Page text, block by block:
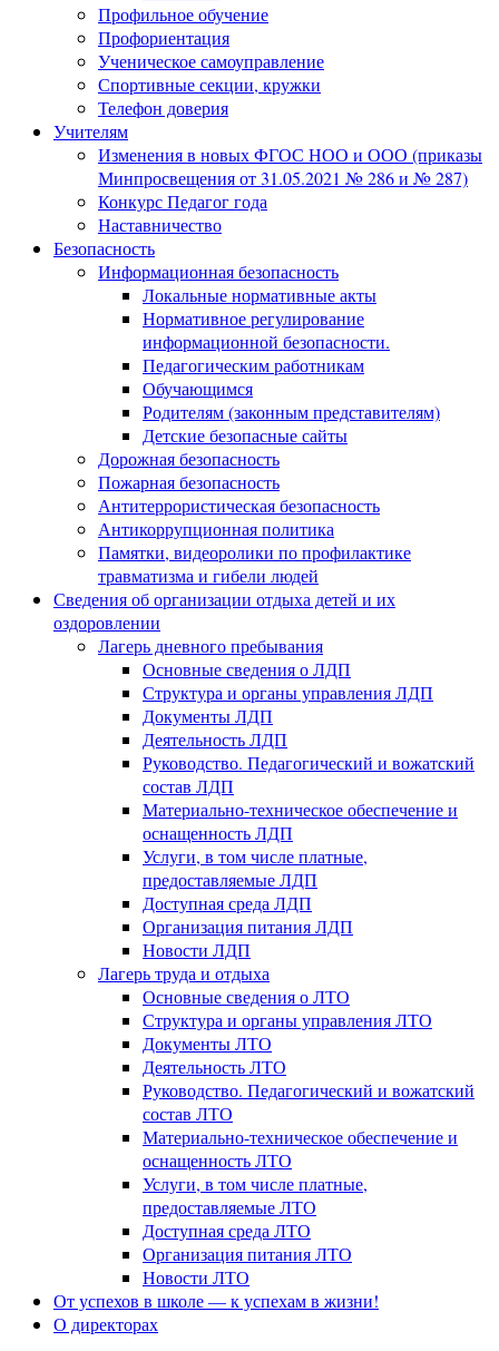
Профильное обучение
Профориентация
Ученическое самоуправление
Спортивные секции, кружки
Телефон доверия
Учителям
Изменения в новых ФГОС НОО и ООО (приказы
Минпросвещения от 31.05.2021 № 286 и № 287)
Конкурс Педагог года
Наставничество
Безопасность
Информационная безопасность
Локальные нормативные акты
Нормативное регулирование
информационной безопасности.
Педагогическим работникам
Обучающимся
Родителям (законным представителям)
Детские безопасные сайты
Дорожная безопасность
Пожарная безопасность
Антитеррористическая безопасность
Антикоррупционная политика
Памятки, видеоролики по профилактике
травматизма и гибели людей
Сведения об организации отдыха детей и их
оздоровлении
Лагерь дневного пребывания
Основные сведения о ЛДП
Структура и органы управления ЛДП
Документы ЛДП
Деятельность ЛДП
Руководство. Педагогический и вожатский
состав ЛДП
Материально-техническое обеспечение и
оснащенность ЛДП
Услуги, в том числе платные,
предоставляемые ЛДП
Доступная среда ЛДП
Организация питания ЛДП
Новости ЛДП
Лагерь труда и отдыха
Основные сведения о ЛТО
Структура и органы управления ЛТО
Документы ЛТО
Деятельность ЛТО
Руководство. Педагогический и вожатский
состав ЛТО
Материально-техническое обеспечение и
оснащенность ЛТО
Услуги, в том числе платные,
предоставляемые ЛТО
Доступная среда ЛТО
Организация питания ЛТО
Новости ЛТО
От успехов в школе — к успехам в жизни!
О директорах